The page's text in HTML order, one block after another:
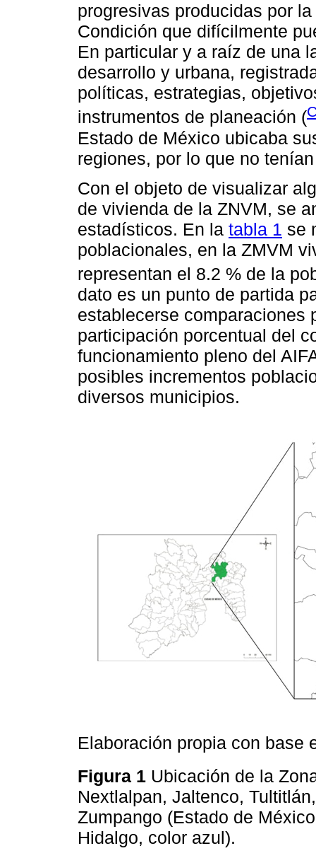
progresivas producidas por
Condición que difícilmente
En particular y a raíz de una
desarrollo y urbana,
políticas, estrategias,
instrumentos de planeación (
Estado de México ubicaba
regiones, por lo que no
Con el objeto de visualizar
de vivienda de la ZNVM, se
estadísticos. En la tabla 1 se
poblacionales, en la ZMVM
representan el 8.2 % de la
dato es un punto de partida
establecerse comparaciones
participación porcentual del
funcionamiento pleno del
posibles incrementos
diversos municipios.
Elaboración propia con base
Figura 1 Ubicación de la
Nextlalpan, Jaltenco,
Zumpango (Estado de
Hidalgo, color azul).